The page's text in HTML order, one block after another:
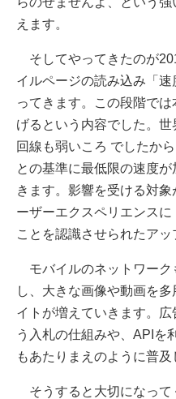
えます。
そしてやってきたのが
イルページの読み込み「
ってきます。この段階で
げるという内容でした。
回線も弱いころ でしたか
との基準に最低限の速度
きます。影響を受ける対
ーザーエクスペリエンス
ことを認識させられたアッ
モバイルのネットワーク
し、大きな画像や動画を
イトが増えていきます。
う入札の仕組みや、APIを
もあたりまえのように普及
そうすると大切になって